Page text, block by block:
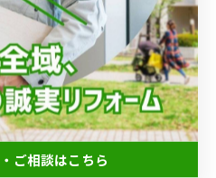
は、建築基準法や耐震基準
と手続きが不可欠です。失
や届出を怠ることで工事が
。そのため、豊前市で実績
談し、現地調査や法的手続き
。
ご相談はこちら